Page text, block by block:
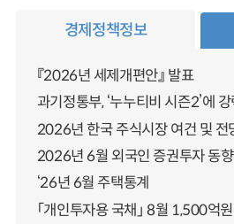
경제정책정보
『2026년 세제개편안』 발표
과기정통부, ‘누누티비 시즌2’에
2026년 한국 주식시장 여건 및 전
2026년 6월 외국인 증권투자 동향
‘26년 6월 주택통계
「개인투자용 국채」 8월 1,500억